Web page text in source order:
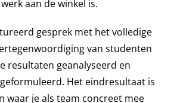
aan de winkel is.
gesprek met het volledige
van studenten
resultaten geanalyseerd en
Het eindresultaat is
waar je als team concreet mee